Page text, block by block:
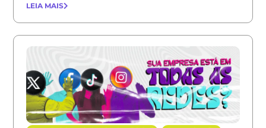
LEIA MAIS